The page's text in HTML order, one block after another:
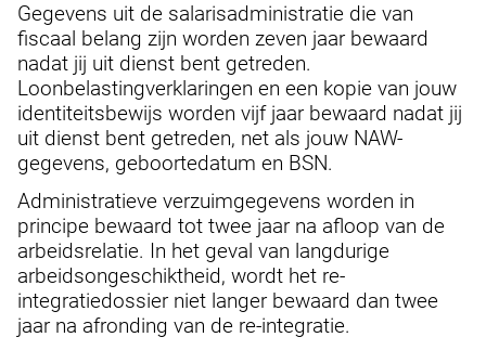
Gegevens uit de salarisadministratie die van
fiscaal belang zijn worden zeven jaar bewaard
nadat jij uit dienst bent getreden.
Loonbelastingverklaringen en een kopie van jouw
identiteitsbewijs worden vijf jaar bewaard nadat jij
uit dienst bent getreden, net als jouw NAW-
gegevens, geboortedatum en BSN.
Administratieve verzuimgegevens worden in
principe bewaard tot twee jaar na afloop van de
arbeidsrelatie. In het geval van langdurige
arbeidsongeschiktheid, wordt het re-
integratiedossier niet langer bewaard dan twee
jaar na afronding van de re-integratie.